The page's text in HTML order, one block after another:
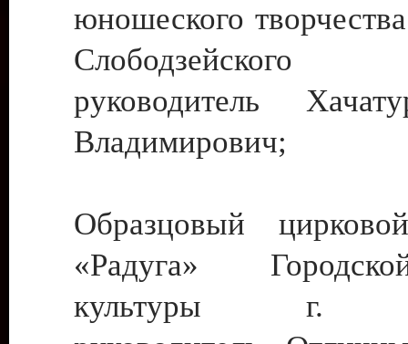
юношеского
руководитель
Владимирович;
Образцовый
«Радуга»
культуры г.